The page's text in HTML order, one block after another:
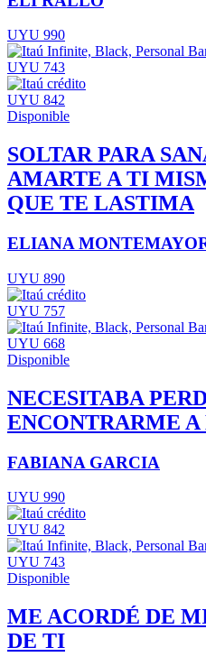
UYU 990
UYU 743
UYU 842
Disponible
SOLTAR PARA
AMARTE A TI
QUE TE LASTIMA
ELIANA
UYU 890
UYU 757
UYU 668
Disponible
NECESITABA
ENCONTRARME
FABIANA GARCIA
UYU 990
UYU 842
UYU 743
Disponible
ME ACORDÉ DE
DE TI